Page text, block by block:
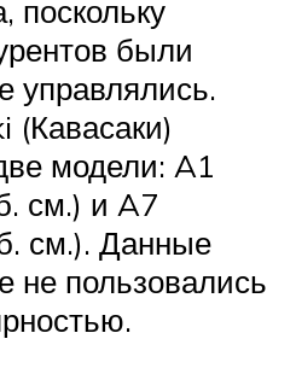
поскольку
были
управлялись.
(Кавасаки)
модели: A1
см.) и A7
см.). Данные
не пользовались